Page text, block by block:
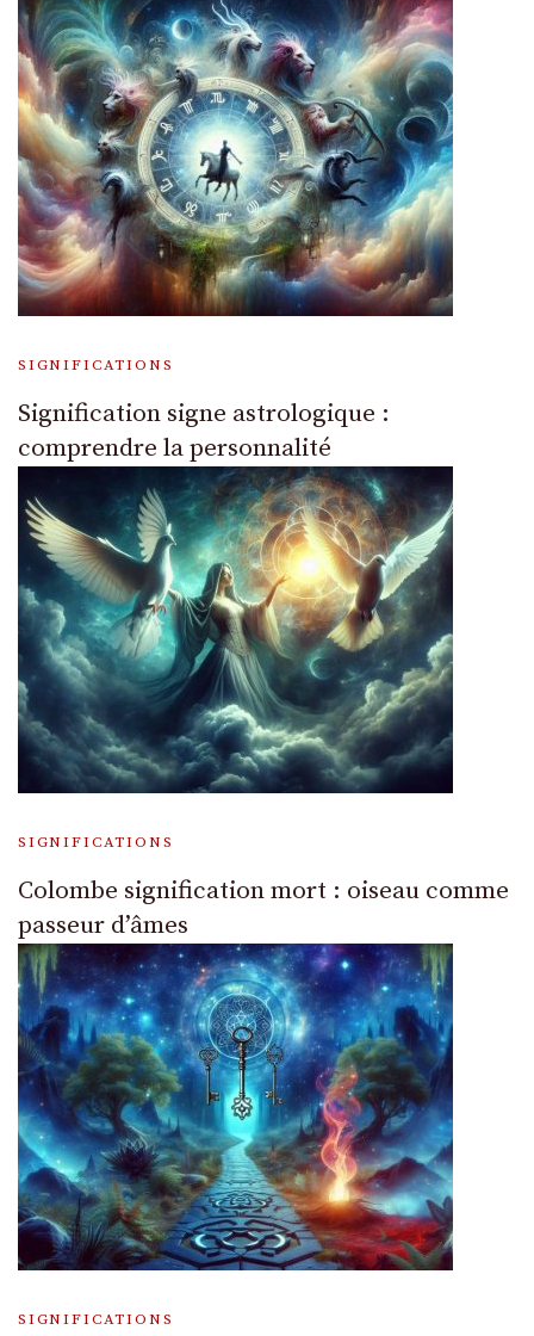
SIGNIFICATIONS
Signification signe astrologique :
comprendre la personnalité
SIGNIFICATIONS
Colombe signification mort : oiseau comme
passeur d’âmes
SIGNIFICATIONS